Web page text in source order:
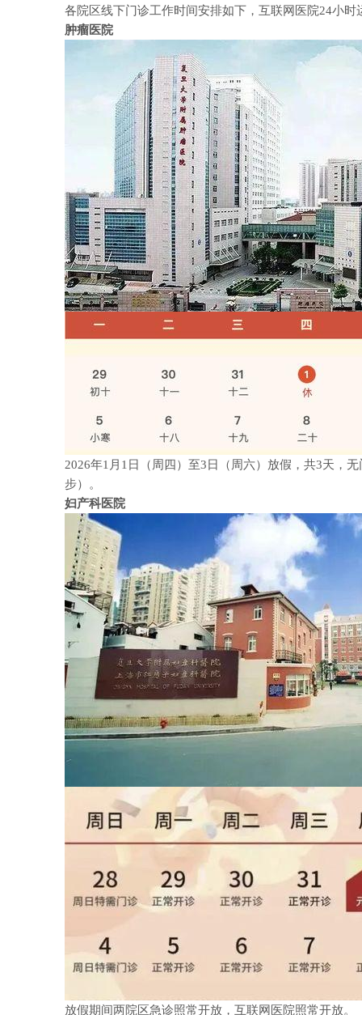
各院区线下门诊工作时间安排如下，互联网医院24小时
肿瘤医院
2026年1 月 1 日（周四）至3 日（周六）放假，共3天，无
步）。
妇产科医院
放假期间两院区急诊照常开放，互联网医院照常开放。